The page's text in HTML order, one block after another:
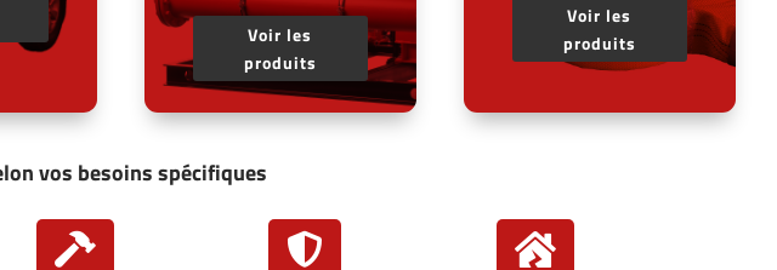
Voir les
produits
Voir les
produits
vos besoins spécifiques
  